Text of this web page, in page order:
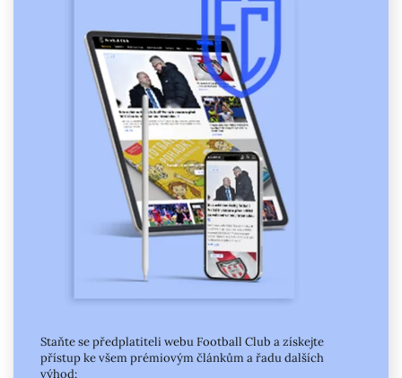
Staňte se předplatiteli webu Football Club a získejte
přístup ke všem prémiovým článkům a řadu dalších
výhod: